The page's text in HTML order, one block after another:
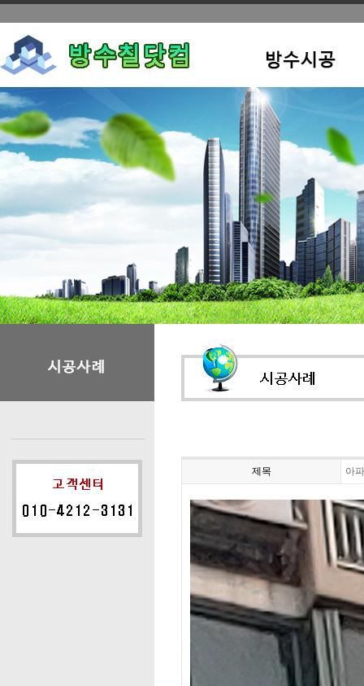
제목 아